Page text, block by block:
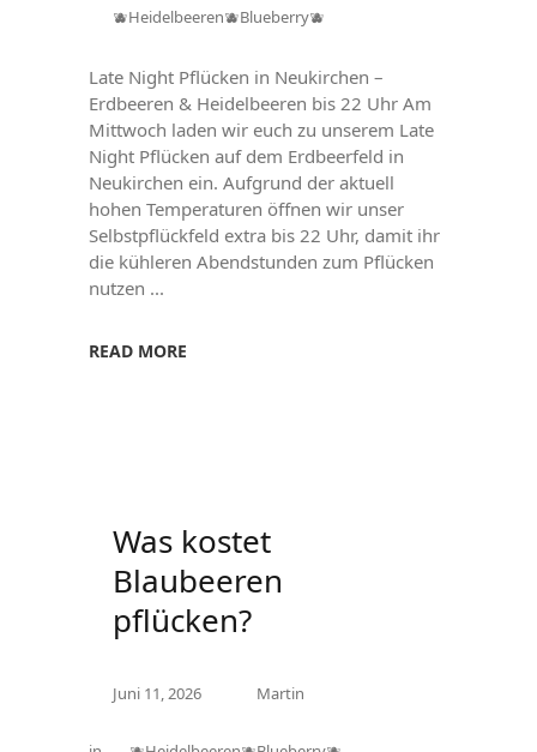
🫐Heidelbeeren🫐Blueberry🫐
Late Night Pflücken in Neukirchen –
Erdbeeren & Heidelbeeren bis 22 Uhr Am
Mittwoch laden wir euch zu unserem Late
Night Pflücken auf dem Erdbeerfeld in
Neukirchen ein. Aufgrund der aktuell
hohen Temperaturen öffnen wir unser
Selbstpflückfeld extra bis 22 Uhr, damit ihr
die kühleren Abendstunden zum Pflücken
nutzen
READ MORE
Was kostet
Blaubeeren
pflücken?
Juni 11, 2026 Martin